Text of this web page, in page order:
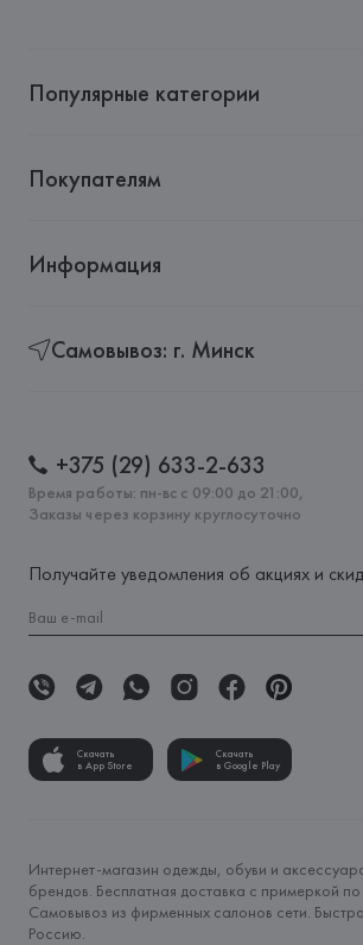
Популярные категории
Покупателям
Информация
Самовывоз: г. Минск
+375 (29) 633-2-633
Время работы: пн-вс с 09:00 до 21:00,
Заказы через корзину круглосуточно
Получайте уведомления об акциях и
Скачать
в App Store
Скачать
в Google Play
Интернет-магазин одежды, обуви и
брендов. Бесплатная доставка с примеркой
Самовывоз из фирменных салонов сети.
Россию.